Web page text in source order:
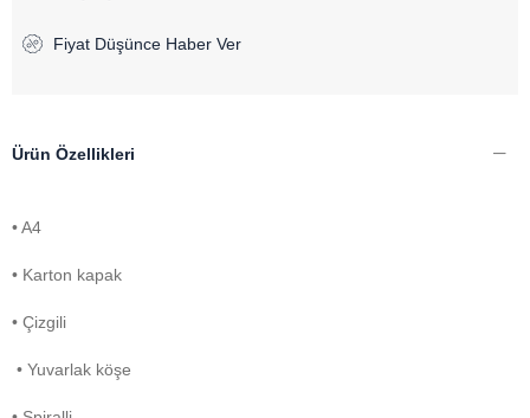
Fiyat Düşünce Haber Ver
Ürün Özellikleri
• A4
• Karton kapak
• Çizgili
• Yuvarlak köşe